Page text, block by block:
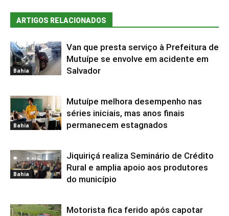
ARTIGOS RELACIONADOS
Bahia
Van que presta serviço à Prefeitura de
Mutuípe se envolve em acidente em
Salvador
Bahia
Mutuípe melhora desempenho nas
séries iniciais, mas anos finais
permanecem estagnados
Bahia
Jiquiriçá realiza Seminário de Crédito
Rural e amplia apoio aos produtores
do município
Motorista fica ferido após capotar